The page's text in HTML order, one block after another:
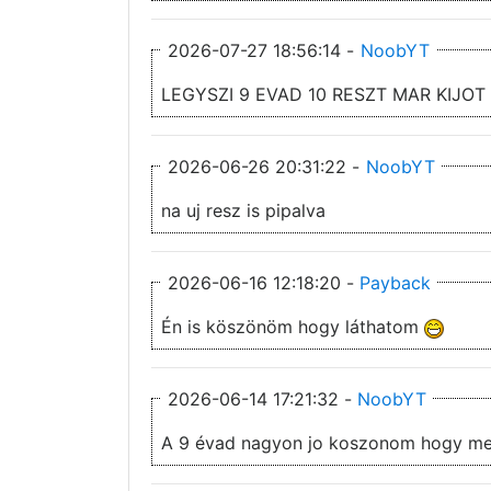
2026-07-27 18:56:14 - NoobYT
LEGYSZI 9 EVAD 10 RESZT MAR KIJOT
2026-06-26 20:31:22 - NoobYT
na uj resz is pipalva
2026-06-16 12:18:20 - Payback
Én is köszönöm hogy láthatom
2026-06-14 17:21:32 - NoobYT
A 9 évad nagyon jo koszonom hogy